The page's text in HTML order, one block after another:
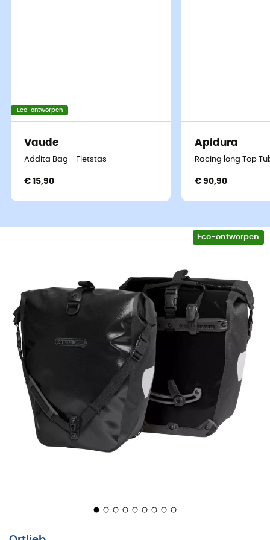
Eco-ontworpen
Vaude
Addita Bag - Fietstas
€ 15,90
Apidura
Racing long Top
€ 90,90
Eco-ontworpen
DeBack-Roller Free fietstas vanOrtliebcombineert de
prestaties van
Ortlieb fietstassen
met een pvc-vrije
stof. De met polyurethaan gecoate stof van de
Back-
Roller Plus fietstas
is volledig stof- en waterdicht. De
tweefietstassen
bieden een volume van 40 L, ideaal
voor boodschappen of fietstochten . Het rolsluitsysteem
sluit de tas af om alle infiltraties te voorkomen. Het
Quick Lock 2.1 bevestigingssysteem
maakt het
mogelijk om defietstasmet één hand aan het
achterframe van defiets
Ortlieb fietstasmeenemen dankzij de